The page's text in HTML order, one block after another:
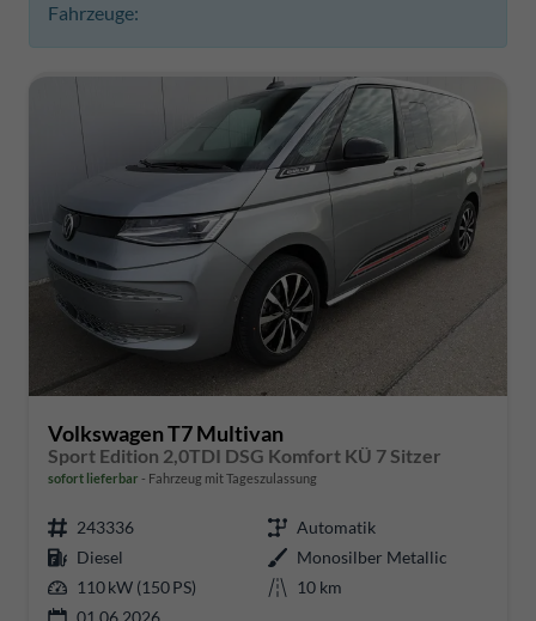
Fahrzeuge:
Volkswagen T7 Multivan
Sport Edition 2,0TDI DSG Komfort KÜ 7 Sitzer
sofort lieferbar Fahrzeug mit Tageszulassung
243336
Automatik
Diesel
Monosilber Metallic
110 kW (150 PS)
10 km